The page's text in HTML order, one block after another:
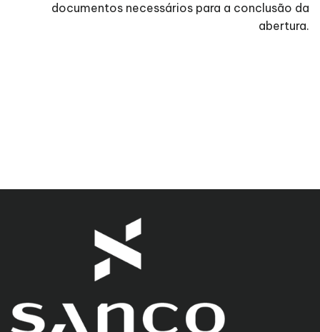
documentos necessários para a conclusão da
abertura.